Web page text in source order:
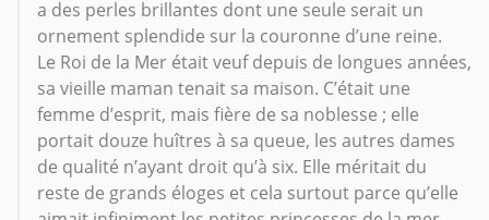
a des perles brillantes dont une seule serait un
ornement splendide sur la couronne d’une reine.
Le Roi de la Mer était veuf depuis de longues années,
sa vieille maman tenait sa maison. C’était une
femme d’esprit, mais fière de sa noblesse ; elle
portait douze huîtres à sa queue, les autres dames
de qualité n’ayant droit qu’à six. Elle méritait du
reste de grands éloges et cela surtout parce qu’elle